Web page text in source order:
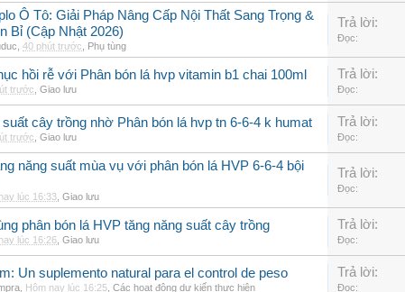
Ô Tô: Giải Pháp Nâng Cấp Nội Thất Sang Trọng &
Bỉ (Cập Nhật 2026)
40 phút trước Phụ tùng
Trả lời:
Đọc:
hồi rễ với Phân bón lá hvp vitamin b1 chai 100ml
trước Giao lưu
Trả lời:
Đọc:
suất cây trồng nhờ Phân bón lá hvp tn 6-6-4 k humat
trước Giao lưu
Trả lời:
Đọc:
năng suất mùa vụ với phân bón lá HVP 6-6-4 bội
lúc 16:33 Giao lưu
Trả lời:
Đọc:
phân bón lá HVP tăng năng suất cây trồng
lúc 16:26 Giao lưu
Trả lời:
Đọc:
Un suplemento natural para el control de peso
Hôm nay lúc 16:25 Các hoạt động dự kiến thực hiện
Trả lời:
Đọc: